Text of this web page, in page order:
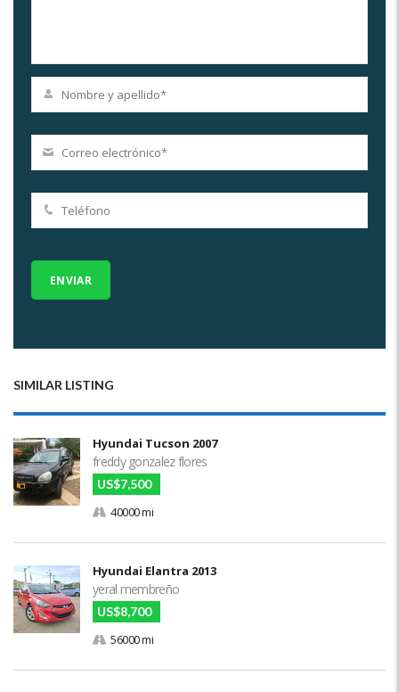
SIMILAR LISTING
Hyundai Tucson 2007
freddy gonzalez flores
US$7,500
40000 mi
Hyundai Elantra 2013
yeral membreño
US$8,700
56000 mi